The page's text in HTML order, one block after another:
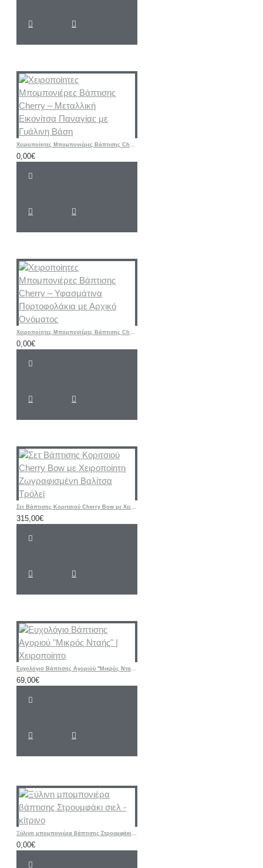
Χειροποίητες Μπομπονιέρες Βάπτισης Cherry – Μεταλλική Εικονίτσα Παναγίας με Γυάλινη Βάση
0,00€
Χειροποίητες Μπομπονιέρες Βάπτισης Cherry – Υφασμάτινα Πορτοφολάκια με Αρχικό Ονόματος
0,00€
Σετ Βάπτισης Κοριτσιού Cherry Bow με Χειροποίητη Ζωγραφισμένη Βαλίτσα Τρόλεϊ
315,00€
Ευχολόγιο Βάπτισης Αγοριού "Μικρός Νταής" | Χειροποίητο
69,00€
Ξύλινη μπομπονιέρα βάπτισης Στρουμφάκι σιελ - κίτρινο
0,00€